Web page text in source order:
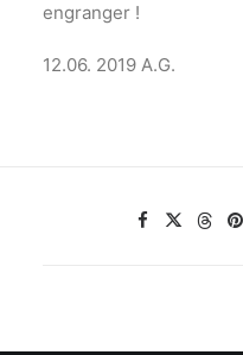
engranger !
12.06. 2019 A.G.